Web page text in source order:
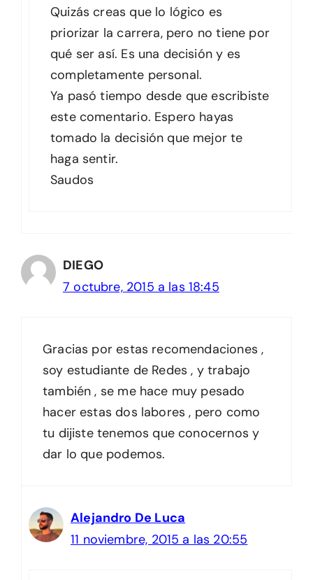
Quizás creas que lo lógico es
priorizar la carrera, pero no tiene por
qué ser así. Es una decisión y es
completamente personal.
Ya pasó tiempo desde que escribiste
este comentario. Espero hayas
tomado la decisión que mejor te
haga sentir.
Saudos
DIEGO
7 octubre, 2015 a las 18:45
Gracias por estas recomendaciones ,
soy estudiante de Redes , y trabajo
también , se me hace muy pesado
hacer estas dos labores , pero como
tu dijiste tenemos que conocernos y
dar lo que podemos.
Alejandro De Luca
11 noviembre, 2015 a las 20:55